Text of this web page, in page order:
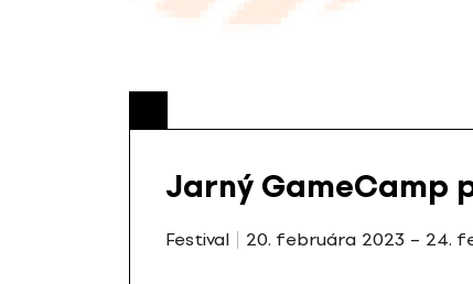
Jarný GameCamp
Festival 20. februára 2023 – 24.